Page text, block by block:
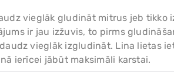
vieglāk gludināt mitrus jeb tikko
ir jau izžuvis, to pirms
vieglāk izgludināt. Lina lietas
ierīcei jābūt maksimāli karstai.